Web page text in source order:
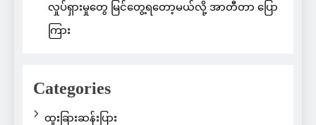
လှုပ်ရှားမှုတွေ မြင်တွေ့ရတော့မယ်လို့ အာတီတာ ပြော
ကြား
Categories
ထူးခြားဆန်းပြား